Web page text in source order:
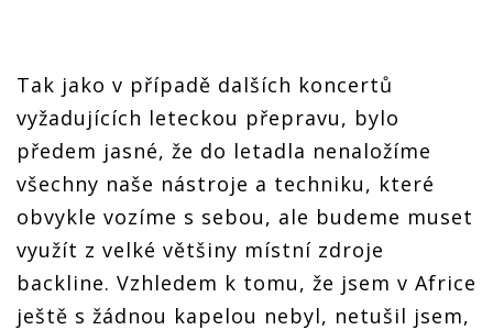
Tak jako v případě dalších koncertů
vyžadujících leteckou přepravu, bylo
předem jasné, že do letadla nenaložíme
všechny naše nástroje a techniku, které
obvykle vozíme s sebou, ale budeme muset
využít z velké většiny místní zdroje
backline. Vzhledem k tomu, že jsem v Africe
ještě s žádnou kapelou nebyl, netušil jsem,